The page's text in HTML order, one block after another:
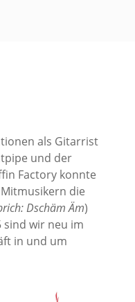
als Gitarrist
und der
Factory konnte
die
Dschäm Äm)
sind wir neu im
in und um